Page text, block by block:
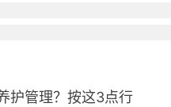
护管理？按这3点行